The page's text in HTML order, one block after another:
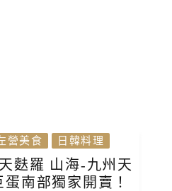
營美食 日韓料理
麩羅 山海-九州天
南部獨家開賣！